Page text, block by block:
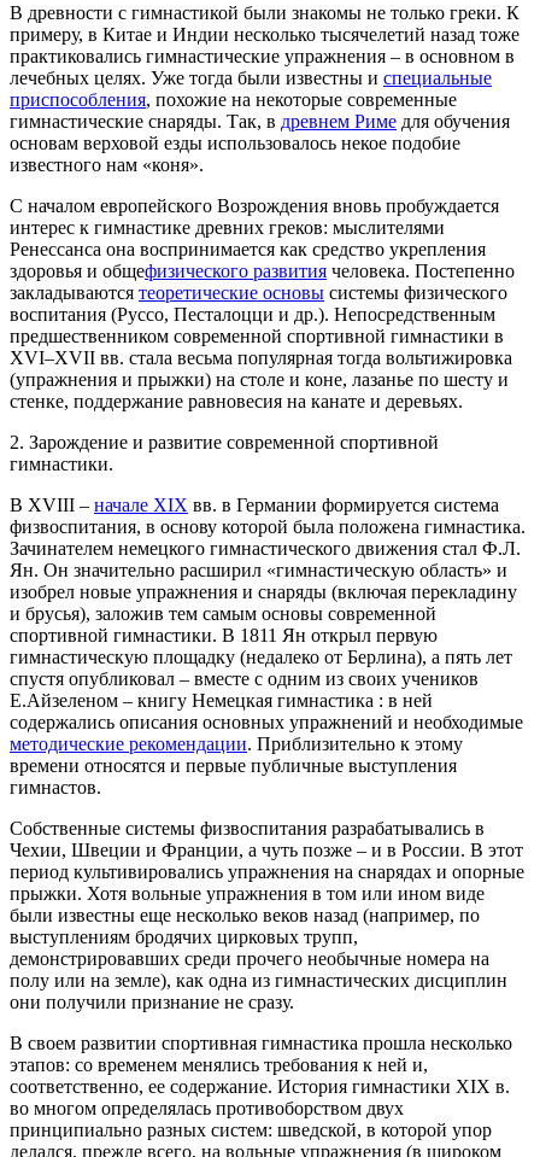
В древности с гимнастикой были знакомы не только греки. К
примеру, в Китае и Индии несколько тысячелетий назад тоже
практиковались гимнастические упражнения – в основном в
лечебных целях. Уже тогда были известны и специальные
приспособления, похожие на некоторые современные
гимнастические снаряды. Так, в древнем Риме для обучения
основам верховой езды использовалось некое подобие
известного нам «коня».
С началом европейского Возрождения вновь пробуждается
интерес к гимнастике древних греков: мыслителями
Ренессанса она воспринимается как средство укрепления
здоровья и общефизического развития человека. Постепенно
закладываются теоретические основы системы физического
воспитания (Руссо, Песталоцци и др.). Непосредственным
предшественником современной спортивной гимнастики в
XVI–XVII вв. стала весьма популярная тогда вольтижировка
(упражнения и прыжки) на столе и коне, лазанье по шесту и
стенке, поддержание равновесия на канате и деревьях.
2. Зарождение и развитие современной спортивной
гимнастики.
В XVIII – начале XIX вв. в Германии формируется система
физвоспитания, в основу которой была положена гимнастика.
Зачинателем немецкого гимнастического движения стал Ф.Л.
Ян. Он значительно расширил «гимнастическую область» и
изобрел новые упражнения и снаряды (включая перекладину
и брусья), заложив тем самым основы современной
спортивной гимнастики. В 1811 Ян открыл первую
гимнастическую площадку (недалеко от Берлина), а пять лет
спустя опубликовал – вместе с одним из своих учеников
Е.Айзеленом – книгу Немецкая гимнастика : в ней
содержались описания основных упражнений и необходимые
методические рекомендации. Приблизительно к этому
времени относятся и первые публичные выступления
гимнастов.
Собственные системы физвоспитания разрабатывались в
Чехии, Швеции и Франции, а чуть позже – и в России. В этот
период культивировались упражнения на снарядах и опорные
прыжки. Хотя вольные упражнения в том или ином виде
были известны еще несколько веков назад (например, по
выступлениям бродячих цирковых трупп,
демонстрировавших среди прочего необычные номера на
полу или на земле), как одна из гимнастических дисциплин
они получили признание не сразу.
В своем развитии спортивная гимнастика прошла несколько
этапов: со временем менялись требования к ней и,
соответственно, ее содержание. История гимнастики XIX в.
во многом определялась противоборством двух
принципиально разных систем: шведской, в которой упор
делался, прежде всего, на вольные упражнения (в широком